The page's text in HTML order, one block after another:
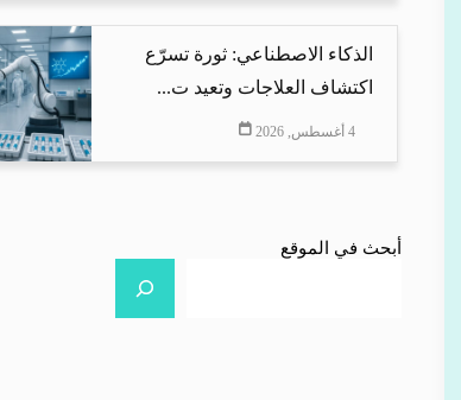
الذكاء الاصطناعي: ثورة تسرّع
اكتشاف العلاجات وتعيد ت...
4 أغسطس, 2026
أبحث في الموقع